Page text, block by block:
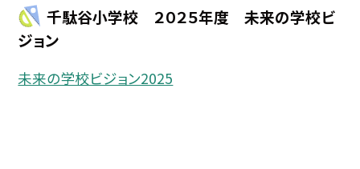
千駄谷小学校 ２０２５年度 未来の学校ビ
ジョン
未来の学校ビジョン2025